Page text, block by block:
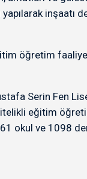
inşaatı
öğretim
Serin Fen
eğitim
61 okul ve 1098